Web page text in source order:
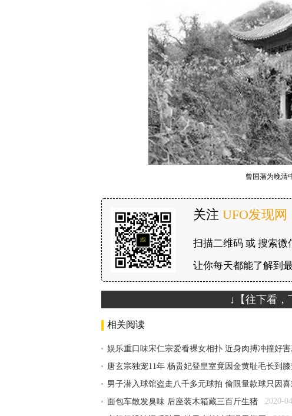
曾国藩为晚清
关注 UFO发现网
扫描二维码 或 搜索微
让你每天都能了解到
↓【往下看，
相关阅读
娱乐重口味宋仁宗爱看裸女相扑 近身肉搏冲撞好
唐玄宗独宠11年 杨贵妃登皇室竟因金黄耻毛长到膝
男子潜入球馆盗走八千多元球拍 偷限量款球只因
面包车散发臭味 后座装木箱藏三百斤生猪 2020-